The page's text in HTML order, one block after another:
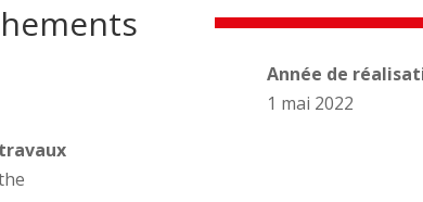
Année de
1 mai 2022